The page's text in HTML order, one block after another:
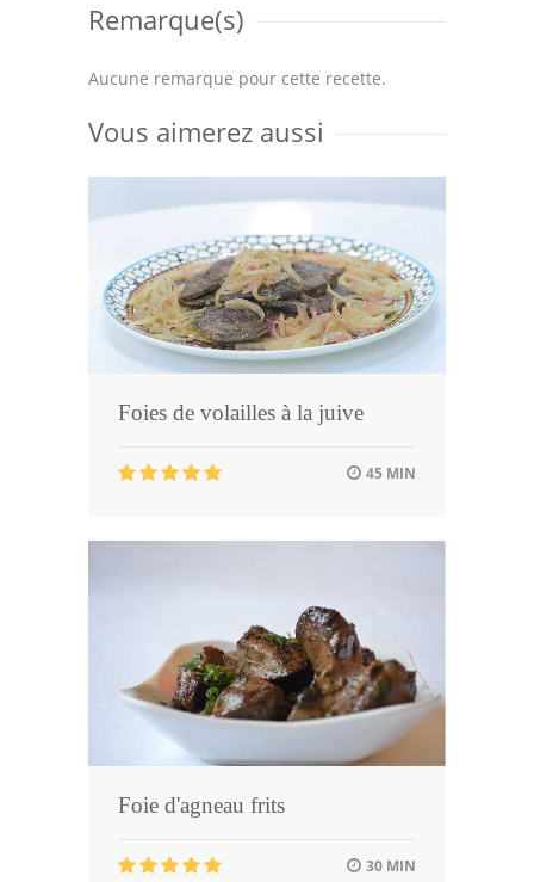
Remarque(s)
Aucune remarque pour cette recette.
Vous aimerez aussi
Foies de volailles à la juive
45 MIN
Foie d'agneau frits
30 MIN